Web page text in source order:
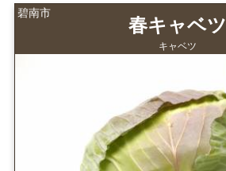
碧南市
春キャベツ
キャベツ